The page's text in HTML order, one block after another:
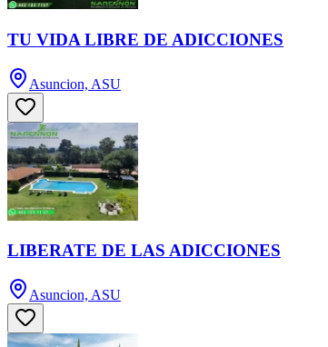
TU VIDA LIBRE DE ADICCIONES
Asuncion, ASU
LIBERATE DE LAS ADICCIONES
Asuncion, ASU